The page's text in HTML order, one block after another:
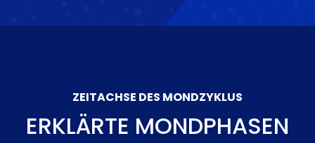
ZEITACHSE DES MONDZYKLUS
ERKLÄRTE MONDPHASEN